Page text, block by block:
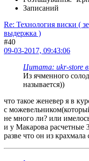
Записаний
Re: Технология виски (
выдержка )
#40
09-03-2017, 09:43:06
Цитата: ukr-store
Из ячменного
называется))
что такое женевер я в
с
не много ли? или
и у Макарова расчетные
разве что он из